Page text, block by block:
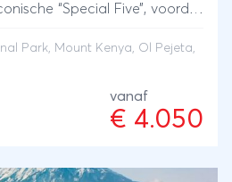
“Special Five”, voordat
uit Born Free. Aan de voet
in oog met neushoorns.
de witte stranden van Diani
Park, Mount Kenya, Ol Pejeta,
vanaf
€ 4.050